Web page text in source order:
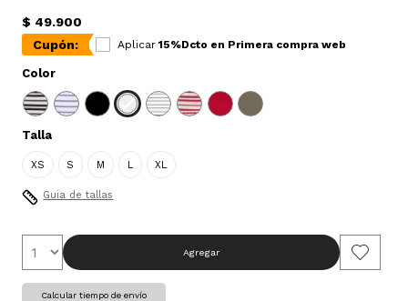
$ 49.900
Cupón:
Aplicar 15%Dcto en Primera compra web
Color
Talla
XS S M L XL
Guia de tallas
Agregar
Calcular tiempo de envío